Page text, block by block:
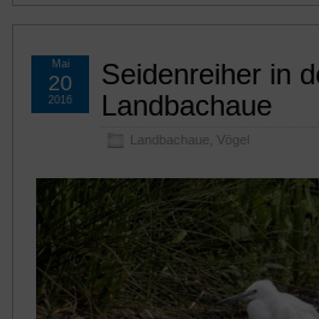
Seidenreiher in
Landbachaue
Landbachaue Vögel
Mai
20
2016